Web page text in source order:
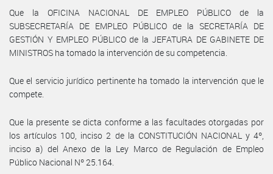
Que la OFICINA NACIONAL DE EMPLEO PÚBLICO de la
SUBSECRETARÍA DE EMPLEO PÚBLICO de la SECRETARÍA DE
GESTIÓN Y EMPLEO PÚBLICO de la JEFATURA DE GABINETE DE
MINISTROS ha tomado la intervención de su competencia.
Que el servicio jurídico pertinente ha tomado la intervención que le
compete.
Que la presente se dicta conforme a las facultades otorgadas por
los artículos 100, inciso 2 de la CONSTITUCIÓN NACIONAL y 4º,
inciso a) del Anexo de la Ley Marco de Regulación de Empleo
Público Nacional Nº 25.164.